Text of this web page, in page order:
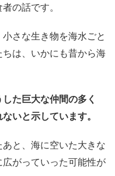
の話です。
さな生き物を海水ごと
は、いかにも昔から海
た巨大な仲間の多く
いと示しています。
と、海に空いた大きな
がっていった可能性が